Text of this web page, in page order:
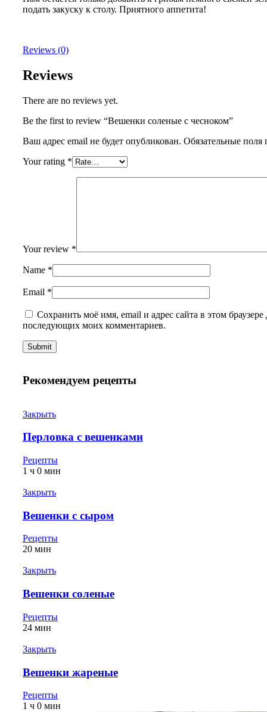
подать закуску к столу. Приятного аппетита!
Reviews (0)
Reviews
There are no reviews yet.
Be the first to review “Вешенки соленые с чесноком”
Ваш адрес email не будет опубликован. Обязательные
Your rating *
Your review *
Name *
Email *
Сохранить моё имя, email и адрес сайта в этом браузере
последующих моих комментариев.
Рекомендуем рецепты
Закрыть
Перловка с вешенками
Рецепты
1 ч 0 мин
Закрыть
Вешенки с сыром
Рецепты
20 мин
Закрыть
Вешенки соленые
Рецепты
24 мин
Закрыть
Вешенки жареные
Рецепты
1 ч 0 мин